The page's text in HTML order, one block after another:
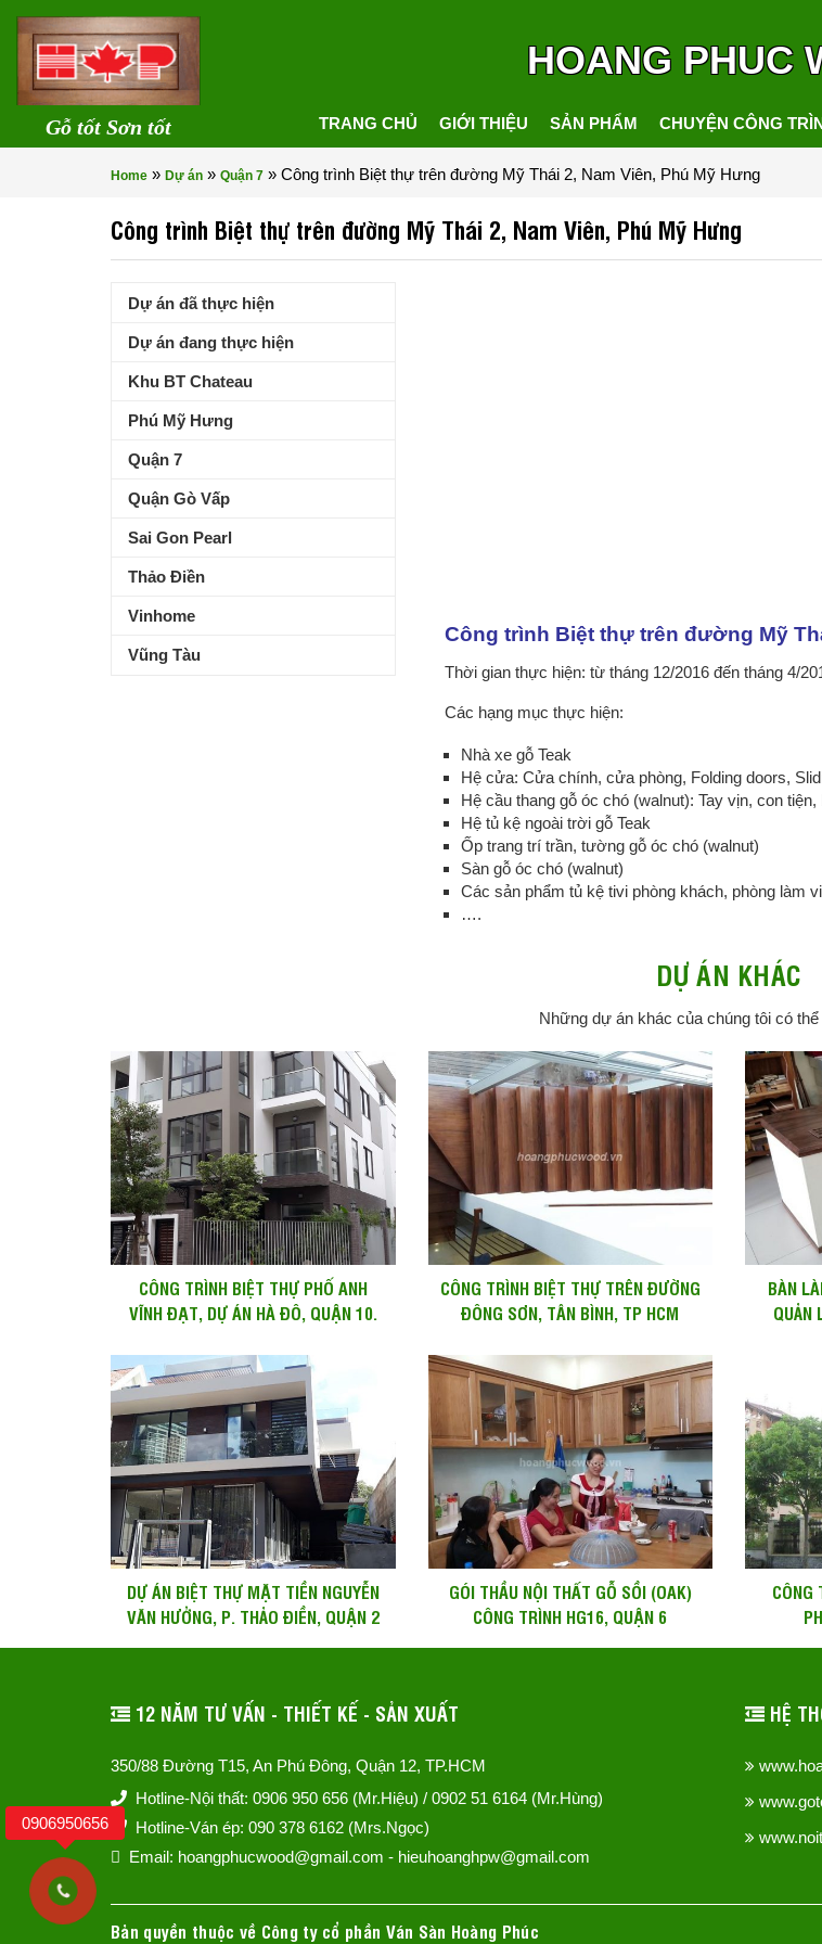
Gỗ tốt Sơn tốt
HOANG PHUC
TRANG CHỦ GIỚI THIỆU SẢN PHẨM CHUYỆN CÔNG
Home » Dự án » Quận 7 » Công trình Biệt thự trên đường Mỹ Thái 2, Nam Viên, Phú Mỹ Hưng
Công trình Biệt thự trên đường Mỹ Thái 2, Nam Viên, Phú Mỹ Hưng
Công trình Biệt thự trên đường Mỹ
Thời gian thực hiện: từ tháng 12/2016 đến tháng 4/
Các hạng mục thực hiện:
Nhà xe gỗ Teak
Hệ cửa: Cửa chính, cửa phòng, Folding doors,
Hệ cầu thang gỗ óc chó (walnut): Tay vịn, con tiện,
Hệ tủ kệ ngoài trời gỗ Teak
Ốp trang trí trần, tường gỗ óc chó (walnut)
Sàn gỗ óc chó (walnut)
Các sản phẩm tủ kệ tivi phòng khách, phòng làm
….
Dự án đã thực hiện
Dự án đang thực hiện
Khu BT Chateau
Phú Mỹ Hưng
Quận 7
Quận Gò Vấp
Sai Gon Pearl
Thảo Điền
Vinhome
Vũng Tàu
DỰ ÁN KHÁC
Những dự án khác của chúng tôi có thể
CÔNG TRÌNH BIỆT THỰ PHỐ ANH
VĨNH ĐẠT, DỰ ÁN HÀ ĐÔ, QUẬN 10.
CÔNG TRÌNH BIỆT THỰ TRÊN ĐƯỜNG
ĐÔNG SƠN, TÂN BÌNH, TP HCM
BÀN
QUẢN
DỰ ÁN BIỆT THỰ MẶT TIỀN NGUYỄN
VĂN HƯỞNG, P. THẢO ĐIỀN, QUẬN 2
GÓI THẦU NỘI THẤT GỖ SỒI (OAK)
CÔNG TRÌNH HG16, QUẬN 6
CÔNG
12 NĂM TƯ VẤN - THIẾT KẾ - SẢN XUẤT
350/88 Đường T15, An Phú Đông, Quận 12, TP.HCM
Hotline-Nội thất: 0906 950 656 (Mr.Hiệu) / 0902 51 6164 (Mr.Hùng)
Hotline-Ván ép: 090 378 6162 (Mrs.Ngọc)
Email: hoangphucwood@gmail.com - hieuhoanghpw@gmail.com
HỆ
Bản quyền thuộc về Công ty cổ phần Ván Sàn Hoàng Phúc
0906950656